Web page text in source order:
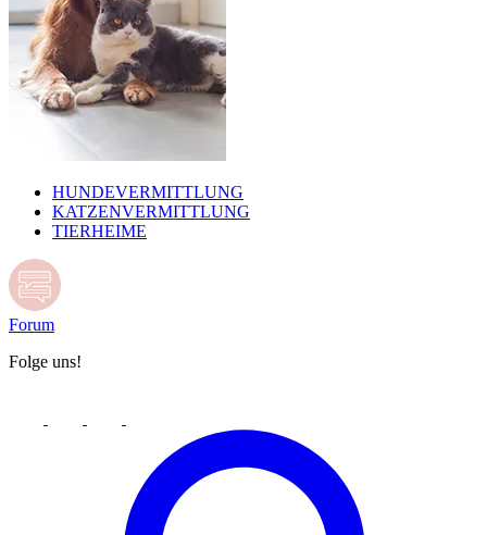
HUNDEVERMITTLUNG
KATZENVERMITTLUNG
TIERHEIME
Forum
Folge uns!